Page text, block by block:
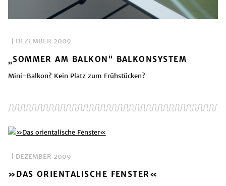
| DEZEMBER 2009
„SOMMER AM BALKON“ BALKONSYSTEM
Mini-Balkon? Kein Platz zum Frühstücken?
| DEZEMBER 2009
»DAS ORIENTALISCHE FENSTER«